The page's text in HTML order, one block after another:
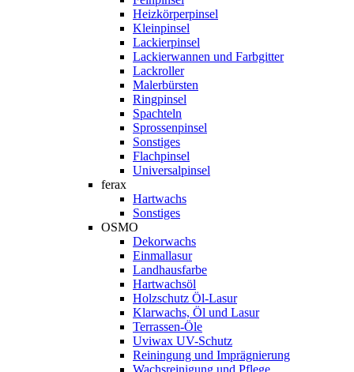
Heizkörperpinsel
Kleinpinsel
Lackierpinsel
Lackierwannen und Farbgitter
Lackroller
Malerbürsten
Ringpinsel
Spachteln
Sprossenpinsel
Sonstiges
Flachpinsel
Universalpinsel
ferax
Hartwachs
Sonstiges
OSMO
Dekorwachs
Einmallasur
Landhausfarbe
Hartwachsöl
Holzschutz Öl-Lasur
Klarwachs, Öl und Lasur
Terrassen-Öle
Uviwax UV-Schutz
Reiningung und Imprägnierung
Wachsreinigung und Pflege